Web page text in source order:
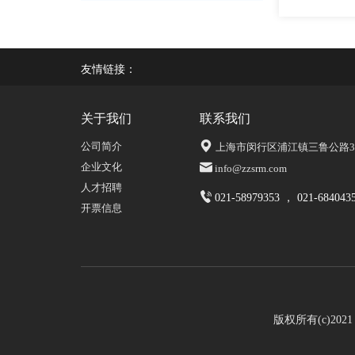
友情链接：
关于我们
公司简介
企业文化
人才招聘
开票信息
联系我们
上海市闵行区浦江镇三鲁公路
info@zzsrm.com
021-58979353 ， 021-
版权所有